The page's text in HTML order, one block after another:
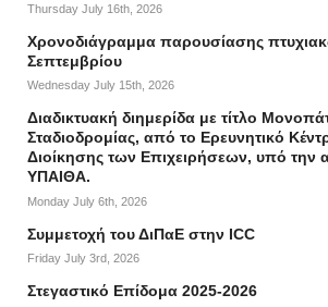
Thursday July 16th, 2026
Χρονοδιάγραμμα παρουσίασης
Σεπτεμβρίου
Wednesday July 15th, 2026
Διαδικτυακή διημερίδα με τίτλο
Σταδιοδρομίας, από το Ερευνητικό
Διοίκησης των Επιχειρήσεων, υπό την
ΥΠΑΙΘΑ.
Monday July 6th, 2026
Συμμετοχή του ΔιΠαΕ στην ICC
Friday July 3rd, 2026
Στεγαστικό Επίδομα 2025-2026